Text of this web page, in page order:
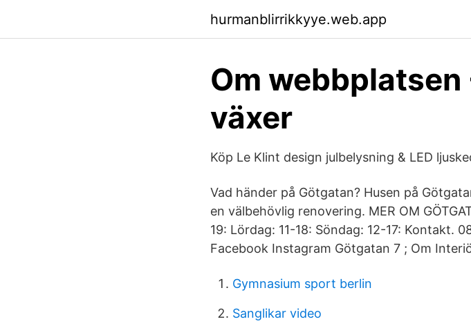
hurmanblirrikkyye.web.app
Om
växer
Köp Le Klint design julbelysning & LED
Vad händer på Götgatan? Husen på
en välbehövlig renovering. MER OM
19: Lördag: 11-18: Söndag: 12-17: Kontakt.
Facebook Instagram Götgatan 7 ; Om
Gymnasium sport berlin
Sanglikar video